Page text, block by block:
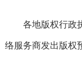
各地版权行政执
络服务商发出版权